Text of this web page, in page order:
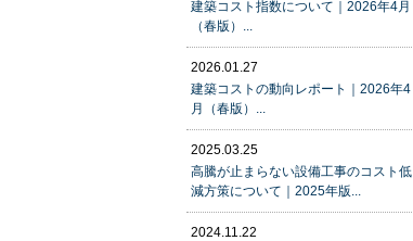
建築コスト指数について｜2026年4月
（春版）...
2026.01.27
建築コストの動向レポート｜2026年4
月（春版）...
2025.03.25
高騰が止まらない設備工事のコスト低
減方策について｜2025年版...
2024.11.22